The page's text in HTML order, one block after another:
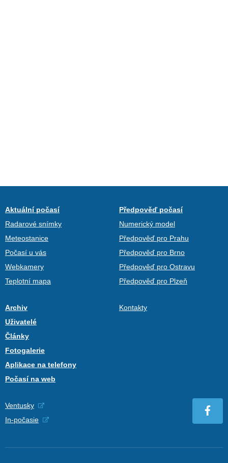
Aktuální počasí
Radarové snímky
Meteostanice
Počasí u vás
Webkamery
Teplotní mapa
Předpověď počasí
Numerický model
Předpověď pro Prahu
Předpověď pro Brno
Předpověď pro Ostravu
Předpověď pro Plzeň
Archiv
Uživatelé
Články
Fotogalerie
Aplikace na telefony
Počasí na web
Kontakty
Ventusky
In-počasie